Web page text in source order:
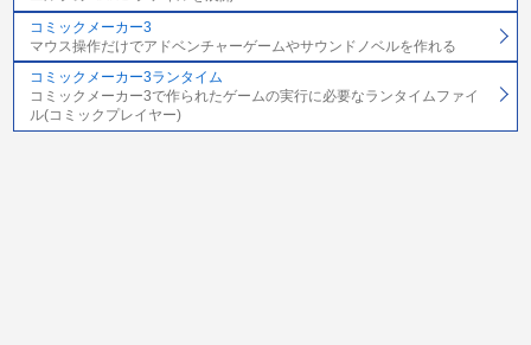
コミックメーカー3
マウス操作だけでアドベンチャーゲームやサウンドノベルを作れる
コミックメーカー3ランタイム
コミックメーカー3で作られたゲームの実行に必要なランタイムファイ
ル(コミックプレイヤー)